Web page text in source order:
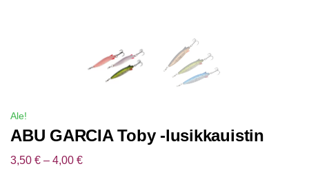
Ale!
ABU GARCIA Toby -lusikkauistin
3,50 € – 4,00 €